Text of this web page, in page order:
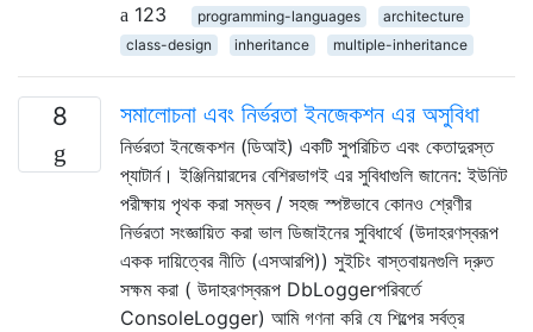
123
programming-languages
architecture
class-design
inheritance multiple-inheritance
8 সমালোচনা এবং নির্ভরতা ইনজেকশন এর অসুবিধা
নির্ভরতা ইনজেকশন (ডিআই) একটি সুপরিচিত এবং কেতাদুরস্ত
প্যাটার্ন। ইঞ্জিনিয়ারদের বেশিরভাগই এর সুবিধাগুলি জানেন: ইউনিট
পরীক্ষায় পৃথক করা সম্ভব / সহজ স্পষ্টভাবে কোনও শ্রেণীর
নির্ভরতা সংজ্ঞায়িত করা ভাল ডিজাইনের সুবিধার্থে (উদাহরণস্বরূপ
একক দায়িত্বের নীতি (এসআরপি)) সুইচিং বাস্তবায়নগুলি দ্রুত
সক্ষম করা ( উদাহরণস্বরূপ DbLoggerপরিবর্তে
ConsoleLogger) আমি গণনা করি যে শিল্পের সর্বত্র